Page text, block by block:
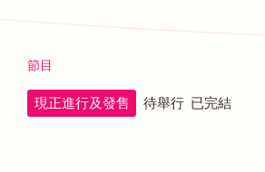
節目
現正進行及發售 待舉行 已完結